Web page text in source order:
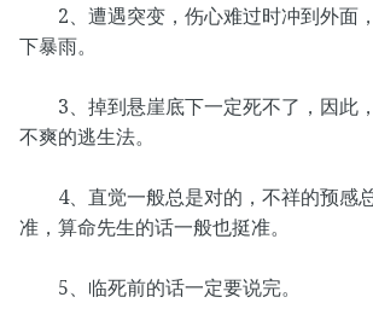
2、遭遇突变，伤心难过时冲到外面
下暴雨。
3、掉到悬崖底下一定死不了，因此
不爽的逃生法。
4、直觉一般总是对的，不祥的预感
准，算命先生的话一般也挺准。
5、临死前的话一定要说完。